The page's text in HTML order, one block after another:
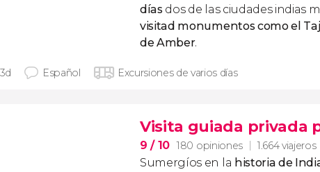
díasdos de las ciudades indias
visitad monumentos como el
de Amber.
Español Excursiones de varios días
Visita guiada privada
9/ 10 180 opiniones 1.664 viajeros
Sumergíos en la historia de